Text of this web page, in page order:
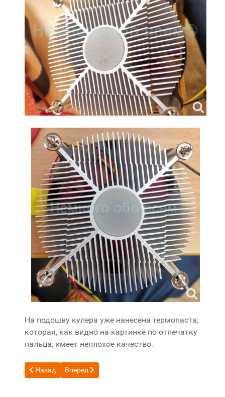
На подошву кулера уже нанесена термопаста,
которая, как видно на картинке по отпечатку
пальца, имеет неплохое качество.
Предыдущий: Краткий обзор материнской платы Gigabyte
Назад Следующий: Разблокировка SSD диска
Вперед